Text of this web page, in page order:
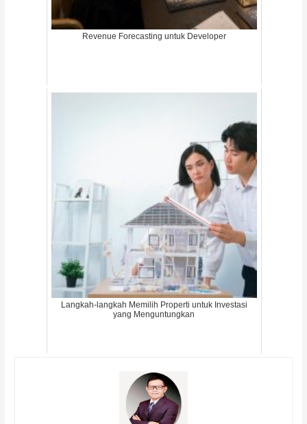
Revenue Forecasting untuk Developer
Langkah-langkah Memilih Properti untuk Investasi
yang Menguntungkan